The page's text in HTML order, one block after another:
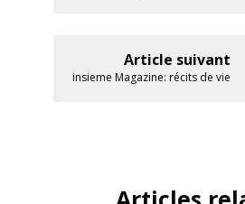
Article suivant
insieme Magazine: récits de vie